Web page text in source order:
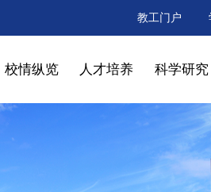
教工门户
校情纵览 人才培养 科学研究